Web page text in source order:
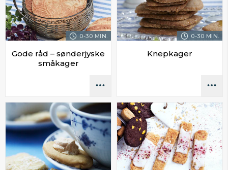
0-30 MIN.
Gode råd – sønderjyske
småkager
0-30 MIN.
Knepkager